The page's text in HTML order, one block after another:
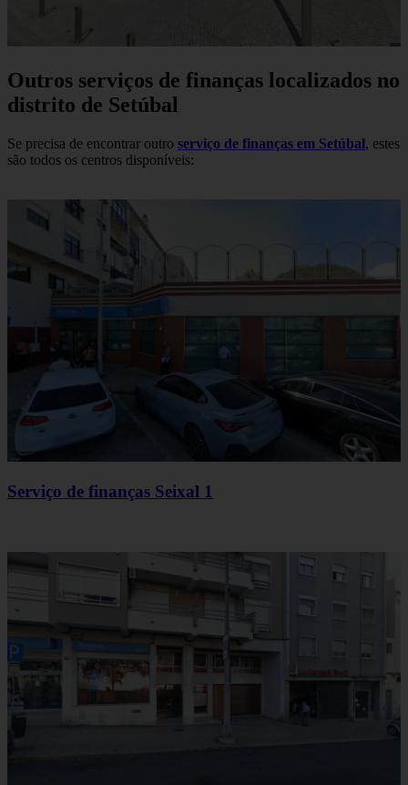
Outros serviços de finanças localizados no
distrito de Setúbal
Se precisa de encontrar outro serviço de finanças em Setúbal, estes
são todos os centros disponíveis:
Serviço de finanças Seixal 1